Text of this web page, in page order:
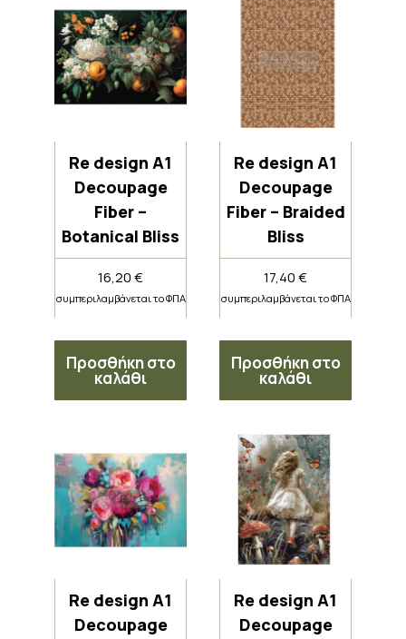
Re design A1
Decoupage
Fiber –
Botanical Bliss
16,20€
συμπεριλαμβάνεται το ΦΠΑ
Προσθήκη στο
καλάθι
Re design A1
Decoupage
Fiber – Braided
Bliss
17,40€
συμπεριλαμβάνεται το ΦΠΑ
Προσθήκη στο
καλάθι
Re design A1
Decoupage
Re design A1
Decoupage